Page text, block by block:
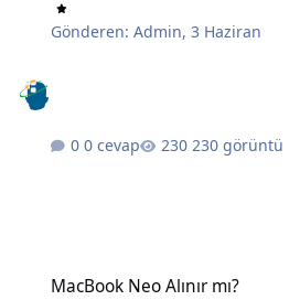
Gönderen:Admin,3 Haziran
0 cevap 230 görüntü
MacBook Neo Alınır mı?